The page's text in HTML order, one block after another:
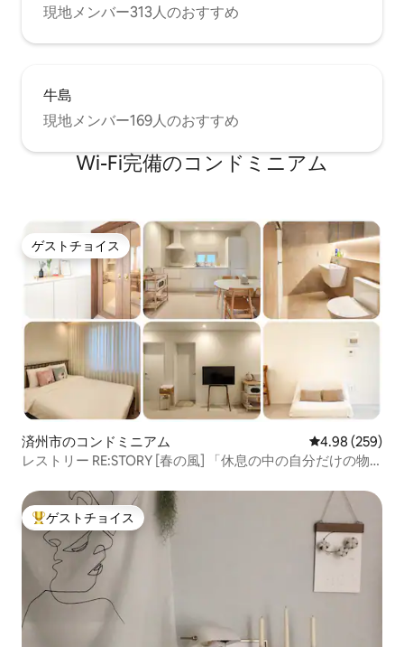
現地メンバー313人のおすすめ
牛島
現地メンバー169人のおすすめ
Wi-Fi完備のコンドミニアム
ゲストチョイス
ゲストチョイス
済州市のコンドミニアム レビュー259
4.98 (259)
レストリー RE:STORY [春の風] 「休息の中の自分だけの物
大好評のゲストチョイスです。
ゲストチョイス